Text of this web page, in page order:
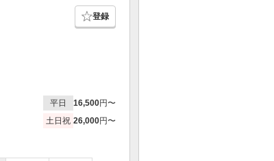
登録
平日 16,500円〜
土日祝 26,000円〜